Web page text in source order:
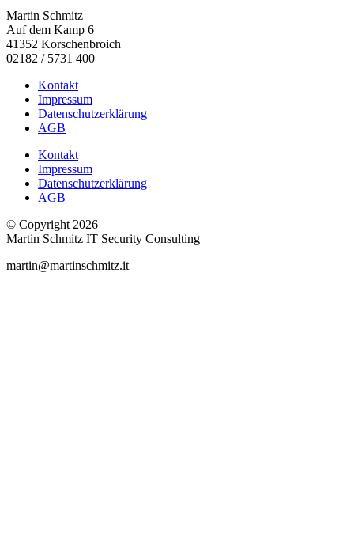
Martin Schmitz
Auf dem Kamp 6
41352 Korschenbroich
02182 / 5731 400
Kontakt
Impressum
Datenschutzerklärung
AGB
Kontakt
Impressum
Datenschutzerklärung
AGB
© Copyright 2026
Martin Schmitz IT Security Consulting
martin@martinschmitz.it